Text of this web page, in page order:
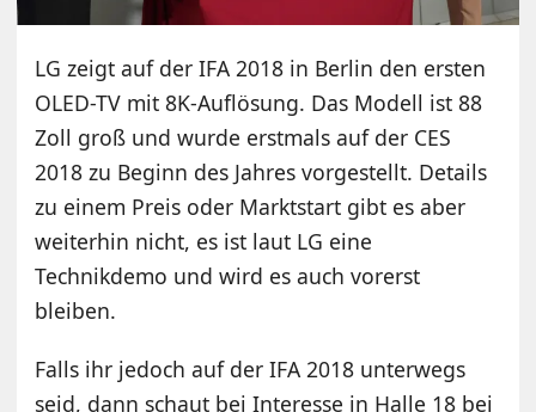
LG zeigt auf der IFA 2018 in Berlin den ersten
OLED-TV mit 8K-Auflösung. Das Modell ist 88
Zoll groß und wurde erstmals auf der CES
2018 zu Beginn des Jahres vorgestellt. Details
zu einem Preis oder Marktstart gibt es aber
weiterhin nicht, es ist laut LG eine
Technikdemo und wird es auch vorerst
bleiben.
Falls ihr jedoch auf der IFA 2018 unterwegs
seid, dann schaut bei Interesse in Halle 18 bei